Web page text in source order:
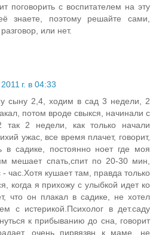
поговорить с воспитателем на эту
знаете, поэтому решайте сами,
или нет.
г. в 04:33
сыну 2,4, ходим в сад 3 недели, 2
потом вроде свыкся, начинали с
2 недели, как только начали
ужас, все время плачет, говорит,
в садике, постоянно ноет где моя
мешает спать,спит по 20-30 мин,
- час.Хотя кушает там, правда только
когда я прихожу с улыбкой идет ко
что он плакал в садике, не хотел
с истерикой.Психолог в дет.саду
к прибыванию до сна, говорит
очень пирвязвн к маме. не